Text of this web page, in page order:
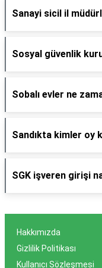
Sanayi sicil il
Sosyal güvenlik
Sobalı evler ne
Sandıkta kimler oy
SGK işveren girişi
Hakkımızda
Gizlilik Politikası
Kullanıcı Sözleşmesi